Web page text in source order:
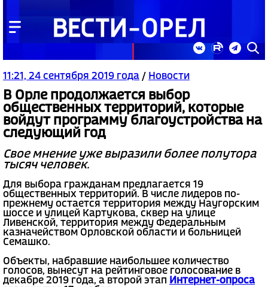
11:21, 24 сентября 2019 года / Новости
В Орле продолжается выбор
общественных территорий, которые
войдут программу благоустройства на
следующий год
Свое мнение уже выразили более полутора
тысяч человек.
Для выбора гражданам предлагается 19
общественных территорий. В числе лидеров по-
прежнему остается территория между Наугорским
шоссе и улицей Картукова, сквер на улице
Ливенской, территория между Федеральным
казначейством Орловской области и больницей
Семашко.
Объекты, набравшие наибольшее количество
голосов, вынесут на рейтинговое голосование в
декабре 2019 года, а второй этап Интернет-опроса